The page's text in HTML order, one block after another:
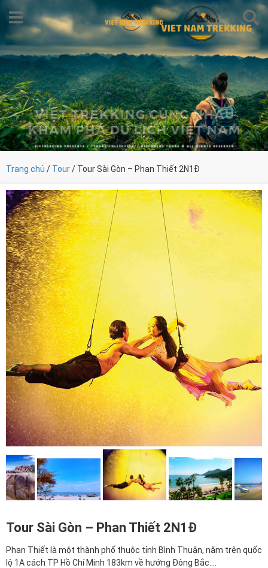
Trang chủ / Tour/ Tour Sài Gòn – Phan Thiết 2N1Đ
Tour Sài Gòn – Phan Thiết 2N1Đ
Phan Thiết là một thành phố thuộc tỉnh Bình Thuận, nằm trên quốc
lộ 1A cách TP Hồ Chí Minh 183km về hướng Đông Bắc….